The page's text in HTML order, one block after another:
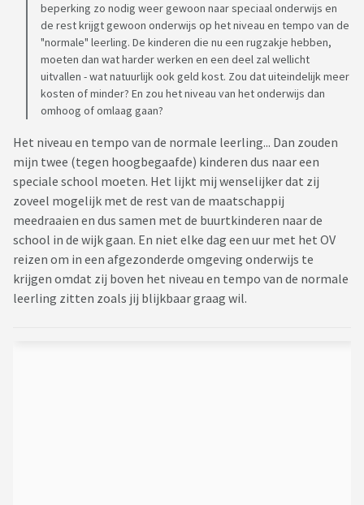
beperking zo nodig weer gewoon naar speciaal onderwijs en
de rest krijgt gewoon onderwijs op het niveau en tempo van de
"normale" leerling. De kinderen die nu een rugzakje hebben,
moeten dan wat harder werken en een deel zal wellicht
uitvallen - wat natuurlijk ook geld kost. Zou dat uiteindelijk meer
kosten of minder? En zou het niveau van het onderwijs dan
omhoog of omlaag gaan?
Het niveau en tempo van de normale leerling... Dan zouden
mijn twee (tegen hoogbegaafde) kinderen dus naar een
speciale school moeten. Het lijkt mij wenselijker dat zij
zoveel mogelijk met de rest van de maatschappij
meedraaien en dus samen met de buurtkinderen naar de
school in de wijk gaan. En niet elke dag een uur met het OV
reizen om in een afgezonderde omgeving onderwijs te
krijgen omdat zij boven het niveau en tempo van de normale
leerling zitten zoals jij blijkbaar graag wil.